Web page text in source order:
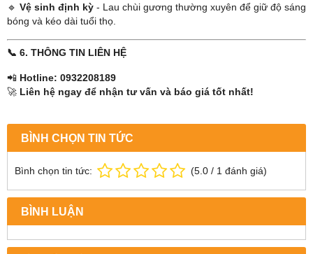
🔹 Vệ sinh định kỳ - Lau chùi gương thường xuyên để giữ độ sáng
bóng và kéo dài tuổi thọ.
📞 6. THÔNG TIN LIÊN HỆ
📲 Hotline: 0932208189
🚀 Liên hệ ngay để nhận tư vấn và báo giá tốt nhất!
BÌNH CHỌN TIN TỨC
Bình chọn tin tức: (5.0 / 1 đánh giá)
BÌNH LUẬN